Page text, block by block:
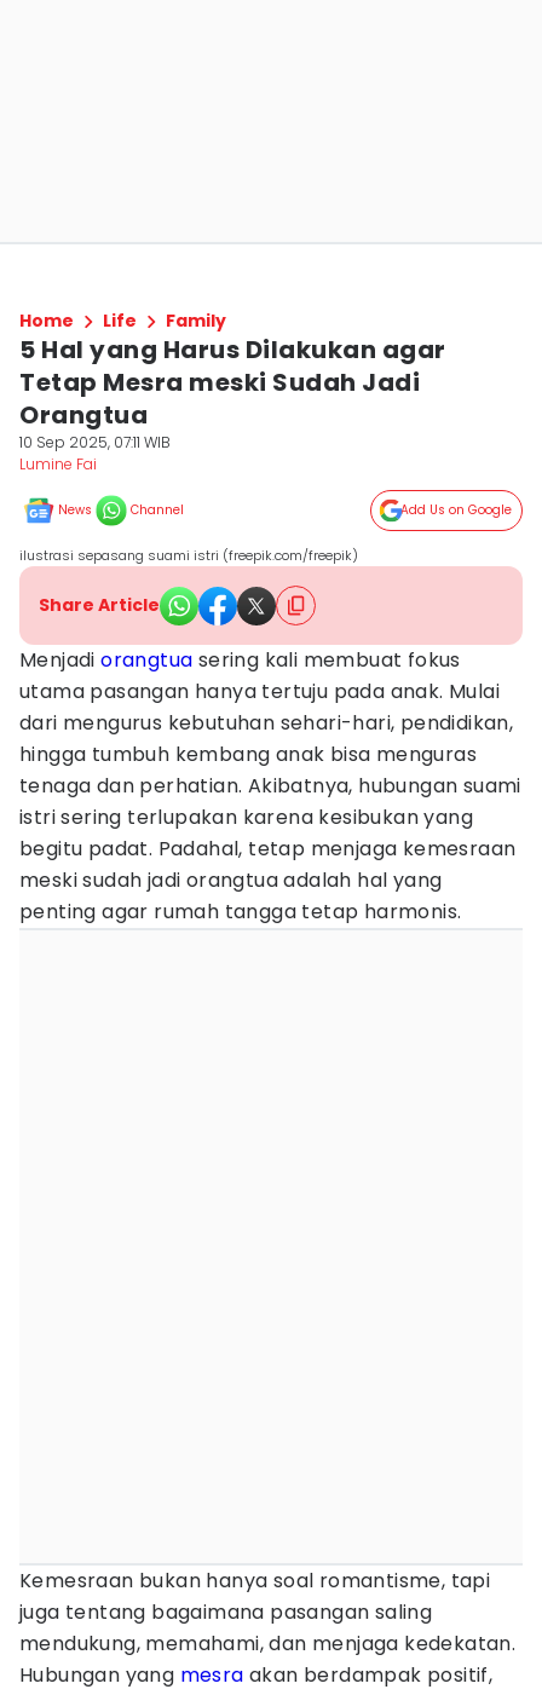
Home Life Family
5 Hal yang Harus Dilakukan agar
Tetap Mesra meski Sudah Jadi
Orangtua
10 Sep 2025, 07:11 WIB
Lumine Fai
News Channel Add Us on Google
ilustrasi sepasang suami istri (freepik.com/freepik)
Share Article
Menjadiorangtua sering kali membuat fokus
utama pasangan hanya tertuju pada anak. Mulai
dari mengurus kebutuhan sehari-hari, pendidikan,
hingga tumbuh kembang anak bisa menguras
tenaga dan perhatian. Akibatnya, hubungan suami
istri sering terlupakan karena kesibukan yang
begitu padat. Padahal, tetap menjaga kemesraan
meski sudah jadi orangtua adalah hal yang
penting agar rumah tangga tetap harmonis.
Kemesraan bukan hanya soal romantisme, tapi
juga tentang bagaimana pasangan saling
mendukung, memahami, dan menjaga kedekatan.
Hubungan yang mesra akan berdampak positif,